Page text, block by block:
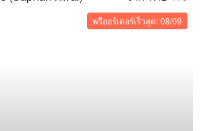
พรีออร์เดอร์เร็วสุด: 08/09